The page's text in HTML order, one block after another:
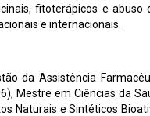
fitoterápicos e abuso
e internacionais.
da Assistência
Mestre em Ciências da
Naturais e Sintéticos